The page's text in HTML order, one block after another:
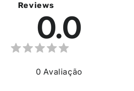
Reviews
0.0
0 Avaliação